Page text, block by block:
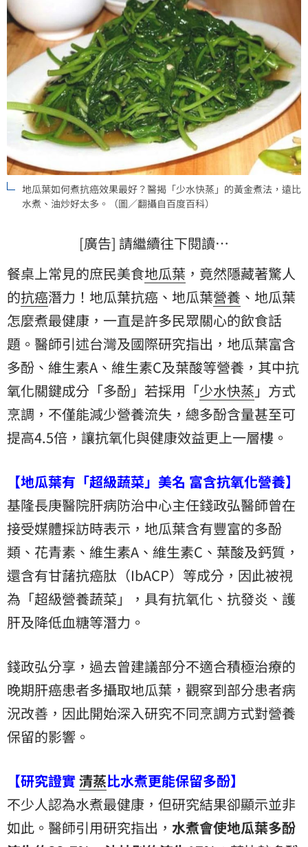
地瓜葉如何煮抗癌效果最好？醫揭「少水快蒸」的黃金煮法，遠比
水煮、油炒好太多。（圖／翻攝自百度百科）
[廣告] 請繼續往下閱讀…
餐桌上常見的庶民美食地瓜葉 ，竟然隱藏著驚人
的抗癌潛力！地瓜葉抗癌、地瓜葉營養 、地瓜葉
怎麼煮最健康，一直是許多民眾關心的飲食話
題。醫師引述台灣及國際研究指出，地瓜葉富含
多酚 、維生素A、維生素C及葉酸等營養，其中抗
氧化關鍵成分「多酚」若採用「少水快蒸 」方式
烹調，不僅能減少營養流失，總多酚含量甚至可
提高4.5倍，讓抗氧化與健康效益更上一層樓。
【地瓜葉有「超級蔬菜」美名 富含抗氧化營養】
基隆長庚醫院肝病防治中心主任錢政弘醫師曾在
接受媒體採訪時表示，地瓜葉含有豐富的多酚
類、花青素、維生素A、維生素C、葉酸及鈣質，
還含有甘藷抗癌肽（IbACP）等成分，因此被視
為「超級營養蔬菜」，具有抗氧化、抗發炎、護
肝及降低血糖等潛力。
錢政弘分享，過去曾建議部分不適合積極治療的
晚期肝癌患者多攝取地瓜葉，觀察到部分患者病
況改善，因此開始深入研究不同烹調方式對營養
保留的影響。
【研究證實清蒸比水煮更能保留多酚】
不少人認為水煮最健康，但研究結果卻顯示並非
如此。醫師引用研究指出， 水煮會使地瓜葉多酚